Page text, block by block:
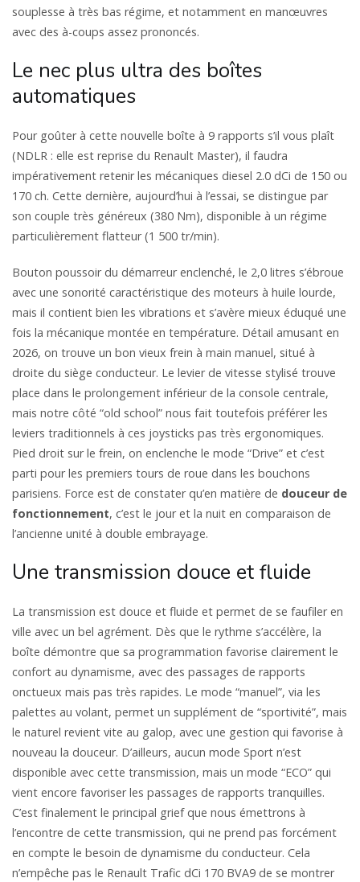
souplesse à très bas régime, et notamment en manœuvres
avec des à-coups assez prononcés.
Le nec plus ultra des boîtes
automatiques
Pour goûter à cette nouvelle boîte à 9 rapports s’il vous plaît
(NDLR : elle est reprise du Renault Master), il faudra
impérativement retenir les mécaniques diesel 2.0 dCi de 150 ou
170 ch. Cette dernière, aujourd’hui à l’essai, se distingue par
son couple très généreux (380 Nm), disponible à un régime
particulièrement flatteur (1 500 tr/min).
Bouton poussoir du démarreur enclenché, le 2,0 litres s’ébroue
avec une sonorité caractéristique des moteurs à huile lourde,
mais il contient bien les vibrations et s’avère mieux éduqué une
fois la mécanique montée en température. Détail amusant en
2026, on trouve un bon vieux frein à main manuel, situé à
droite du siège conducteur. Le levier de vitesse stylisé trouve
place dans le prolongement inférieur de la console centrale,
mais notre côté “old school” nous fait toutefois préférer les
leviers traditionnels à ces joysticks pas très ergonomiques.
Pied droit sur le frein, on enclenche le mode “Drive” et c’est
parti pour les premiers tours de roue dans les bouchons
parisiens. Force est de constater qu’en matière de douceur de
fonctionnement, c’est le jour et la nuit en comparaison de
l’ancienne unité à double embrayage.
Une transmission douce et fluide
La transmission est douce et fluide et permet de se faufiler en
ville avec un bel agrément. Dès que le rythme s’accélère, la
boîte démontre que sa programmation favorise clairement le
confort au dynamisme, avec des passages de rapports
onctueux mais pas très rapides. Le mode “manuel”, via les
palettes au volant, permet un supplément de “sportivité”, mais
le naturel revient vite au galop, avec une gestion qui favorise à
nouveau la douceur. D’ailleurs, aucun mode Sport n’est
disponible avec cette transmission, mais un mode “ECO” qui
vient encore favoriser les passages de rapports tranquilles.
C’est finalement le principal grief que nous émettrons à
l’encontre de cette transmission, qui ne prend pas forcément
en compte le besoin de dynamisme du conducteur. Cela
n’empêche pas le Renault Trafic dCi 170 BVA9 de se montrer